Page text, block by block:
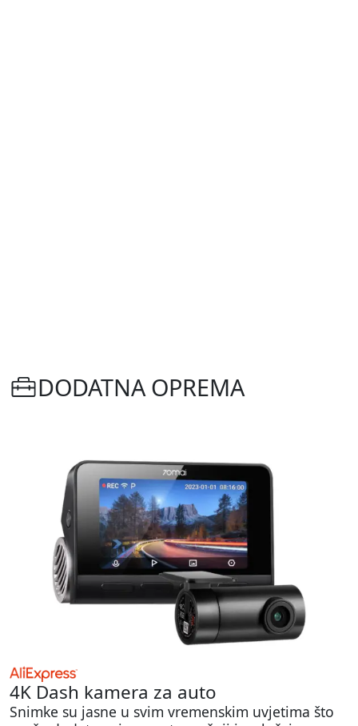
DODATNA OPREMA
4K Dash kamera za auto
Snimke su jasne u svim vremenskim uvjetima što